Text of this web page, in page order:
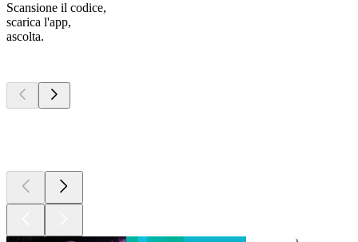
Scansione il codice,
scarica l'app,
ascolta.